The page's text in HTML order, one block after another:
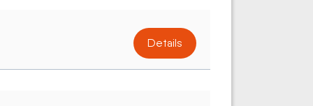
Details